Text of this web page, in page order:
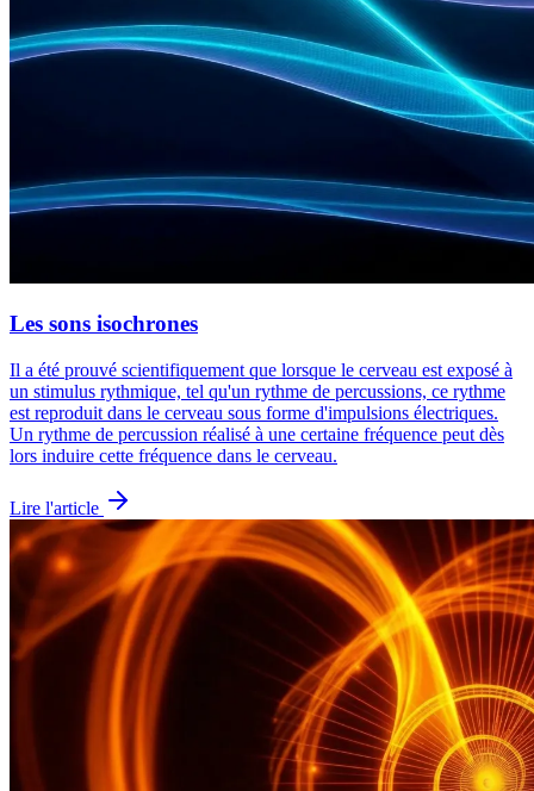
Les sons isochrones
Il a été prouvé scientifiquement que lorsque le cerveau est exposé à
un stimulus rythmique, tel qu'un rythme de percussions, ce rythme
est reproduit dans le cerveau sous forme d'impulsions électriques.
Un rythme de percussion réalisé à une certaine fréquence peut dès
lors induire cette fréquence dans le cerveau.
Lire l'article